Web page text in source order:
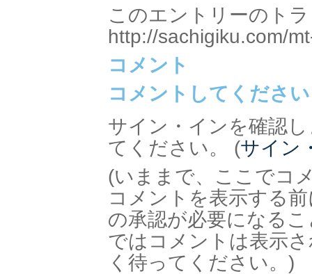
このエントリーのト
http://sachigiku.com/
コメント
コメントしてください
サイン・インを確認
てください。 (サイン
(いままで、ここでコ
コメントを表示する
の承認が必要になる
ではコメントは表示
く待ってください。)